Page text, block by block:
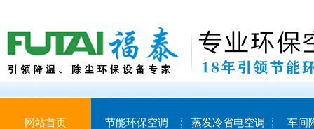
网站首页 节能环保空调 蒸发冷省电空调 车间